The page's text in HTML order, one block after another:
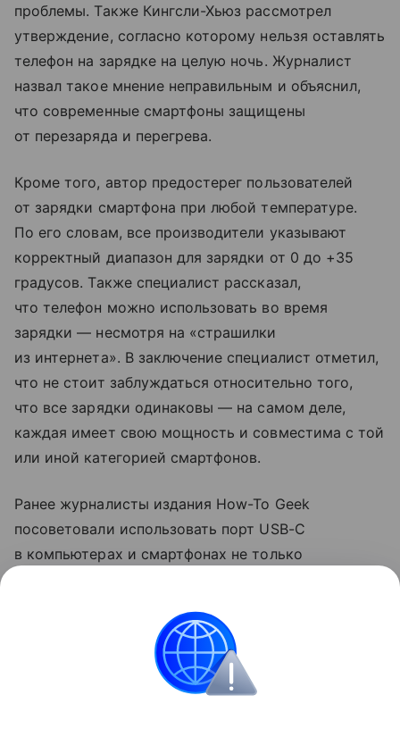
проблемы. Также Кингсли-Хьюз рассмотрел
утверждение, согласно которому нельзя оставлять
телефон на зарядке на целую ночь. Журналист
назвал такое мнение неправильным и объяснил,
что современные смартфоны защищены
от перезаряда и перегрева.
Кроме того, автор предостерег пользователей
от зарядки смартфона при любой температуре.
По его словам, все производители указывают
корректный диапазон для зарядки от 0 до +35
градусов. Также специалист рассказал,
что телефон можно использовать во время
зарядки — несмотря на «страшилки
из интернета». В заключение специалист отметил,
что не стоит заблуждаться относительно того,
что все зарядки одинаковы — на самом деле,
каждая имеет свою мощность и совместима с той
или иной категорией смартфонов.
Ранее журналисты издания How-To Geek
посоветовали использовать порт USB-C
в компьютерах и смартфонах не только
скорости и подключаться к мониторам.